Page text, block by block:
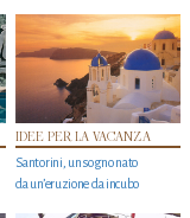
IDEE PER LA VACANZA
Santorini, un sogno nato
da un’eruzione da incubo